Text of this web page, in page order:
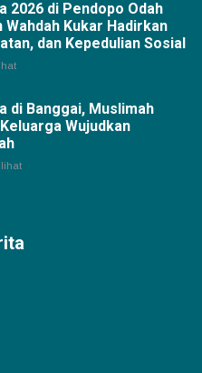
2026 di Pendopo Odah
Wahdah Kukar Hadirkan
dan Kepedulian Sosial
di Banggai, Muslimah
Wujudkan